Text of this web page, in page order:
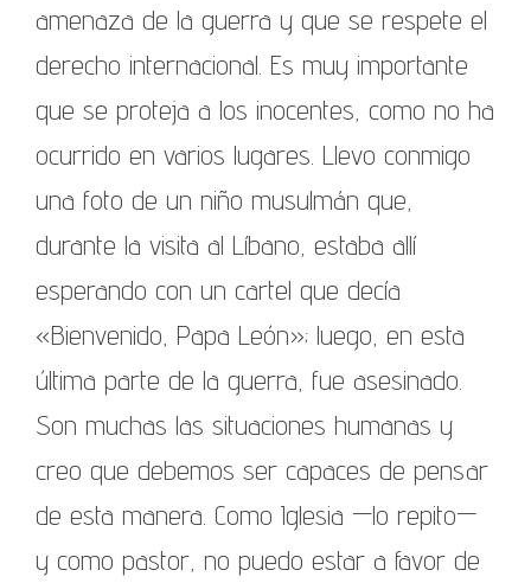
amenaza de la guerra y que se respete el
derecho internacional. Es muy importante
que se proteja a los inocentes, como no ha
ocurrido en varios lugares. Llevo conmigo
una foto de un niño musulmán que,
durante la visita al Líbano, estaba allí
esperando con un cartel que decía
«Bienvenido, Papa León»; luego, en esta
última parte de la guerra, fue asesinado.
Son muchas las situaciones humanas y
creo que debemos ser capaces de pensar
de esta manera. Como Iglesia —lo repito—
y como pastor, no puedo estar a favor de